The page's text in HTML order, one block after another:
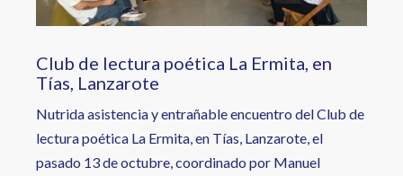
Club de lectura poética La Ermita, en
Tías, Lanzarote
Nutrida asistencia y entrañable encuentro del Club de
lectura poética La Ermita, en Tías, Lanzarote, el
pasado 13 de octubre, coordinado por Manuel